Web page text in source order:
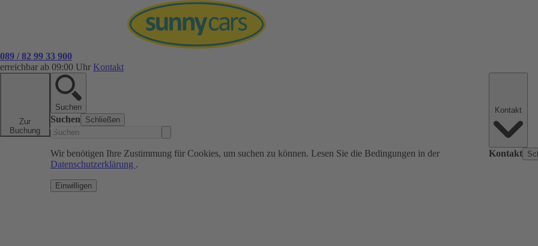
089 / 82 99 33 900
erreichbar ab 09:00 Uhr Kontakt
Zur
Buchung
Suchen
Suchen Schließen
Wir benötigen Ihre Zustimmung für Cookies, um suchen zu können. Lesen Sie die Bedingungen in der
Datenschutzerklärung .
Einwilligen
Kontakt